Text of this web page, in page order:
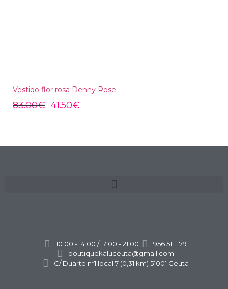
Vestido flor rosa Denny Rose
83.00€ 41.50€
10:00 - 14:00 / 17:00 - 21:00
956 51 11 79
boutiquekaluceuta@gmail.com
C/ Duarte nº1 local 7 (0,31 km) 51001 Ceuta